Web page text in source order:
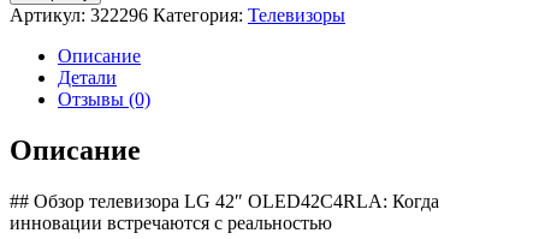
Телевизор
LG
OLED42C4RLA
Артикул: 322296 Категория: Телевизоры
Описание
Детали
Отзывы (0)
Описание
## Обзор телевизора LG 42″ OLED42C4RLA: Когда
инновации встречаются с реальностью